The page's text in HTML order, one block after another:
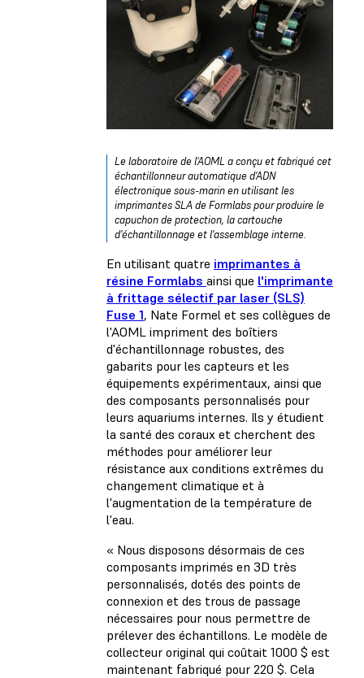
Le laboratoire de l'AOML a conçu et fabriqué cet
échantillonneur automatique d'ADN
électronique sous-marin en utilisant les
imprimantes SLA de Formlabs pour produire le
capuchon de protection, la cartouche
d'échantillonnage et l'assemblage interne.
En utilisant quatre imprimantes à
résine Formlabs ainsi que l'imprimante
à frittage sélectif par laser (SLS)
Fuse 1, Nate Formel et ses collègues de
l'AOML impriment des boîtiers
d'échantillonnage robustes, des
gabarits pour les capteurs et les
équipements expérimentaux, ainsi que
des composants personnalisés pour
leurs aquariums internes. Ils y étudient
la santé des coraux et cherchent des
méthodes pour améliorer leur
résistance aux conditions extrêmes du
changement climatique et à
l'augmentation de la température de
l'eau.
« Nous disposons désormais de ces
composants imprimés en 3D très
personnalisés, dotés des points de
connexion et des trous de passage
nécessaires pour nous permettre de
prélever des échantillons. Le modèle de
collecteur original qui coûtait 1000 $ est
maintenant fabriqué pour 220 $. Cela